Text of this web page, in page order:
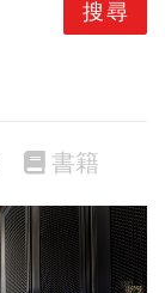
書籍